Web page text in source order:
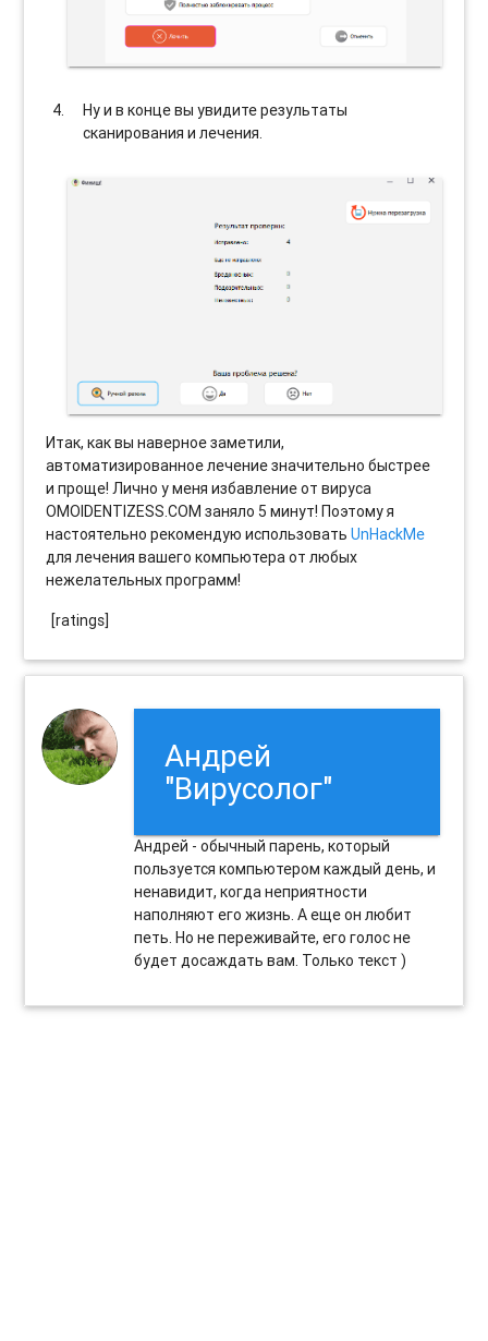
Ну и в конце вы увидите результаты
сканирования и лечения.
Итак, как вы наверное заметили,
автоматизированное лечение значительно быстрее
и проще! Лично у меня избавление от вируса
OMOIDENTIZESS.COM заняло 5 минут! Поэтому я
настоятельно рекомендую использоватьUnHackMe
для лечения вашего компьютера от любых
нежелательных программ!
[ratings]
Андрей
"Вирусолог"
Андрей - обычный парень, который
пользуется компьютером каждый день, и
ненавидит, когда неприятности
наполняют его жизнь. А еще он любит
петь. Но не переживайте, его голос не
будет досаждать вам. Только текст )